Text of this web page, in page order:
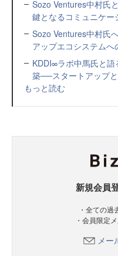
Sozo Ventures中村氏
鍵となるコミュニケー
Sozo Ventures中村氏
アップエコシステムへ
KDDI∞ラボ中馬氏と語
築──スタートアップ
もっと読む
新規会員
・全ての
・会員限定
メー